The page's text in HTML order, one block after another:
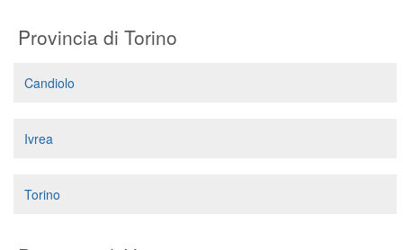
Provincia di Torino
Candiolo
Ivrea
Torino